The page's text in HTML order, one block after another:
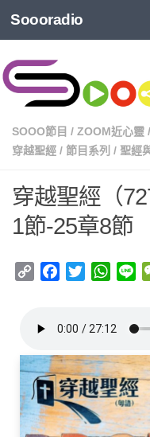
Soooradio
SOOO節目 / ZOOM近心靈 /
穿越聖經 / 節目系列 / 聖經
穿越聖經（
1節-25章8節
Copy
Facebook
Twitter